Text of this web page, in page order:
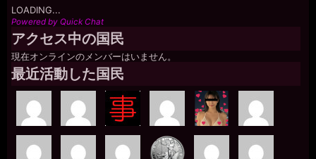
LOADING...
Powered by Quick Chat
アクセス中の国民
現在オンラインのメンバーはいません。
最近活動した国民